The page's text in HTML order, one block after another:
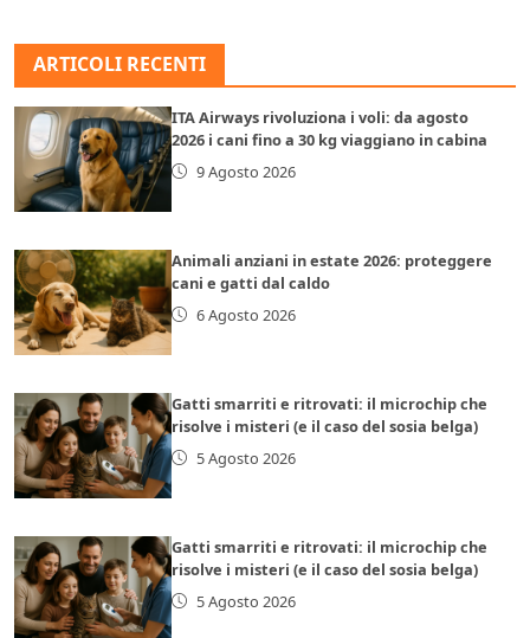
ARTICOLI RECENTI
ITA Airways rivoluziona i voli: da agosto
2026 i cani fino a 30 kg viaggiano in cabina
9 Agosto 2026
Animali anziani in estate 2026: proteggere
cani e gatti dal caldo
6 Agosto 2026
Gatti smarriti e ritrovati: il microchip che
risolve i misteri (e il caso del sosia belga)
5 Agosto 2026
Gatti smarriti e ritrovati: il microchip che
risolve i misteri (e il caso del sosia belga)
5 Agosto 2026